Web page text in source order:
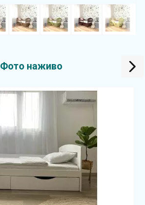
Фото наживо